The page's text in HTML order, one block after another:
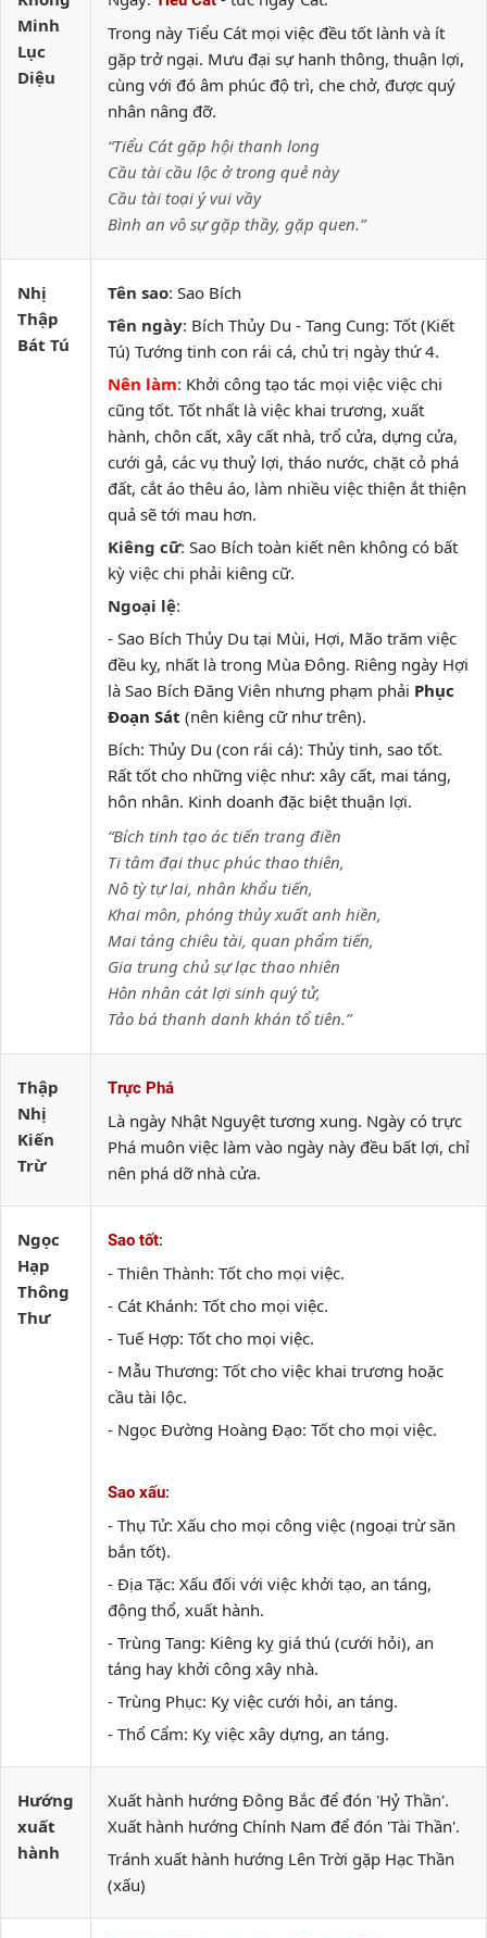
Minh
Lục
Diệu
Trong này Tiểu Cát mọi việc đều tốt lành và ít
gặp trở ngại. Mưu đại sự hanh thông, thuận lợi,
cùng với đó âm phúc độ trì, che chở, được quý
nhân nâng đỡ.
“Tiểu Cát gặp hội thanh long
Cầu tài cầu lộc ở trong quẻ này
Cầu tài toại ý vui vầy
Bình an vô sự gặp thầy, gặp quen.”
Nhị
Thập
Bát Tú
Tên sao: Sao Bích
Tên ngày: Bích Thủy Du - Tang Cung: Tốt (Kiết
Tú) Tướng tinh con rái cá, chủ trị ngày thứ 4.
Nên làm: Khởi công tạo tác mọi việc việc chi
cũng tốt. Tốt nhất là việc khai trương, xuất
hành, chôn cất, xây cất nhà, trổ cửa, dựng cửa,
cưới gả, các vụ thuỷ lợi, tháo nước, chặt cỏ phá
đất, cắt áo thêu áo, làm nhiều việc thiện ắt thiện
quả sẽ tới mau hơn.
Kiêng cữ: Sao Bích toàn kiết nên không có bất
kỳ việc chi phải kiêng cữ.
Ngoại lệ:
- Sao Bích Thủy Du tại Mùi, Hợi, Mão trăm việc
đều kỵ, nhất là trong Mùa Đông. Riêng ngày Hợi
là Sao Bích Đăng Viên nhưng phạm phải Phục
Đoạn Sát (nên kiêng cữ như trên).
Bích: Thủy Du (con rái cá): Thủy tinh, sao tốt.
Rất tốt cho những việc như: xây cất, mai táng,
hôn nhân. Kinh doanh đặc biệt thuận lợi.
“Bích tinh tạo ác tiến trang điền
Ti tâm đại thục phúc thao thiên,
Nô tỳ tự lai, nhân khẩu tiến,
Khai môn, phóng thủy xuất anh hiền,
Mai táng chiêu tài, quan phẩm tiến,
Gia trung chủ sự lạc thao nhiên
Hôn nhân cát lợi sinh quý tử,
Tảo bá thanh danh khán tổ tiên.”
Thập
Nhị
Kiến
Trừ
Trực Phá
Là ngày Nhật Nguyệt tương xung. Ngày có trực
Phá muôn việc làm vào ngày này đều bất lợi, chỉ
nên phá dỡ nhà cửa.
Ngọc
Hạp
Thông
Thư
Sao tốt:
- Thiên Thành: Tốt cho mọi việc.
- Cát Khánh: Tốt cho mọi việc.
- Tuế Hợp: Tốt cho mọi việc.
- Mẫu Thương: Tốt cho việc khai trương hoặc
cầu tài lộc.
- Ngọc Đường Hoàng Đạo: Tốt cho mọi việc.
Sao xấu:
- Thụ Tử: Xấu cho mọi công việc (ngoại trừ săn
bắn tốt).
- Địa Tặc: Xấu đối với việc khởi tạo, an táng,
động thổ, xuất hành.
- Trùng Tang: Kiêng kỵ giá thú (cưới hỏi), an
táng hay khởi công xây nhà.
- Trùng Phục: Kỵ việc cưới hỏi, an táng.
- Thổ Cẩm: Kỵ việc xây dựng, an táng.
Hướng
xuất
hành
Xuất hành hướng Đông Bắc để đón 'Hỷ Thần'.
Xuất hành hướng Chính Nam để đón 'Tài Thần'.
Tránh xuất hành hướng Lên Trời gặp Hạc Thần
(xấu)